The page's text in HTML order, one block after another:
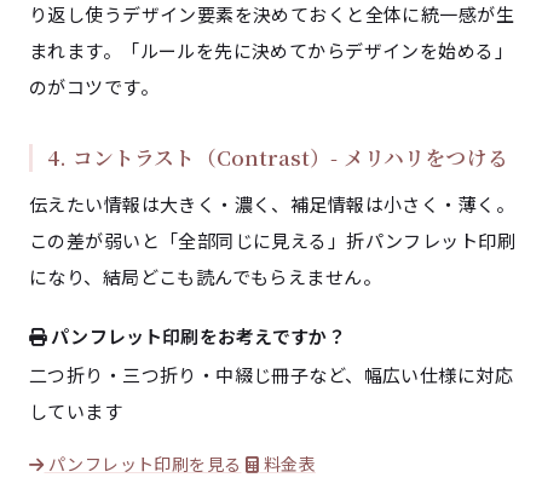
り返し使うデザイン要素を決めておくと全体に統一感が生
まれます。「ルールを先に決めてからデザインを始める」
のがコツです。
4. コントラスト（Contrast）- メリハリをつける
伝えたい情報は大きく・濃く、補足情報は小さく・薄く。
この差が弱いと「全部同じに見える」折パンフレット印刷
になり、結局どこも読んでもらえません。
パンフレット印刷をお考えですか？
二つ折り・三つ折り・中綴じ冊子など、幅広い仕様に対応
しています
パンフレット印刷を見る 料金表